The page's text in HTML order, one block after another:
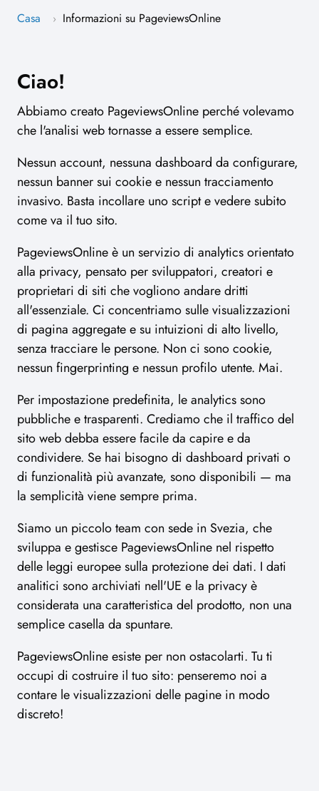
Casa › Informazioni su PageviewsOnline
Ciao!
Abbiamo creato PageviewsOnline perché volevamo
che l'analisi web tornasse a essere semplice.
Nessun account, nessuna dashboard da configurare,
nessun banner sui cookie e nessun tracciamento
invasivo. Basta incollare uno script e vedere subito
come va il tuo sito.
PageviewsOnline è un servizio di analytics orientato
alla privacy, pensato per sviluppatori, creatori e
proprietari di siti che vogliono andare dritti
all'essenziale. Ci concentriamo sulle visualizzazioni
di pagina aggregate e su intuizioni di alto livello,
senza tracciare le persone. Non ci sono cookie,
nessun fingerprinting e nessun profilo utente. Mai.
Per impostazione predefinita, le analytics sono
pubbliche e trasparenti. Crediamo che il traffico del
sito web debba essere facile da capire e da
condividere. Se hai bisogno di dashboard privati o
di funzionalità più avanzate, sono disponibili — ma
la semplicità viene sempre prima.
Siamo un piccolo team con sede in Svezia, che
sviluppa e gestisce PageviewsOnline nel rispetto
delle leggi europee sulla protezione dei dati. I dati
analitici sono archiviati nell'UE e la privacy è
considerata una caratteristica del prodotto, non una
semplice casella da spuntare.
PageviewsOnline esiste per non ostacolarti. Tu ti
occupi di costruire il tuo sito: penseremo noi a
contare le visualizzazioni delle pagine in modo
discreto!